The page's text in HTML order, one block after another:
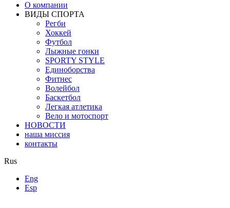
О компании
ВИДЫ СПОРТА
Регби
Хоккей
Футбол
Лыжные гонки
SPORTY STYLE
Единоборства
Фитнес
Волейбол
Баскетбол
Легкая атлетика
Вело и мотоспорт
НОВОСТИ
наша миссия
контакты
Rus
Eng
Esp